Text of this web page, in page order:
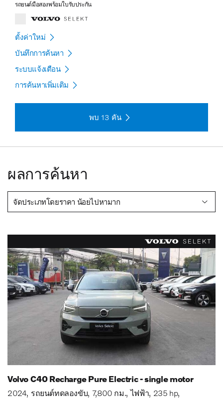
รถยนต์มือสองพร้อมใบรับประกัน
ตั้งค่าใหม่
บันทึกการค้นหา
ระบบแจ้งเตือน
การค้นหาเพิ่มเติม
พบ 13 คัน
ผลการค้นหา
จัดประเภทโดยราคา น้อยไปหามาก
Volvo C40 Recharge Pure Electric - single motor
2024 รถยนต์ทดลองขับ 7,800 กม. ไฟฟ้า 235 hp